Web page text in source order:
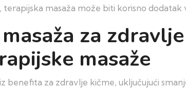
masaža može biti korisno dodatak
za
masaže
benefita za zdravlje kičme, uključujući